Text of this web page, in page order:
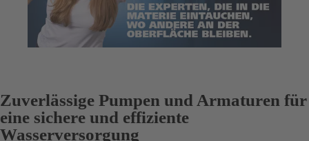
Zuverlässige Pumpen und Armaturen für
eine sichere und effiziente
Wasserversorgung